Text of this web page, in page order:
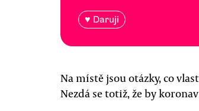
♥ Daruji
Na místě jsou otázky, co
Nezdá se totiž, že by